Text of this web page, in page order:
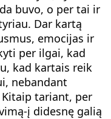
buvo, o per tai ir
Dar kartą
emocijas ir
per ilgai, kad
kad kartais reik
nebandant
tariant, per
į didesnę galią